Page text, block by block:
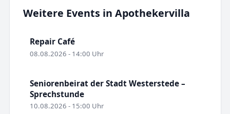
Weitere Events in Apothekervilla
Repair Café
08.08.2026 - 14:00 Uhr
Seniorenbeirat der Stadt Westerstede –
Sprechstunde
10.08.2026 - 15:00 Uhr